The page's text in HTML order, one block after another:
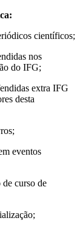
científicos;
nos
do IFG;
extra IFG
desta
eventos
curso de